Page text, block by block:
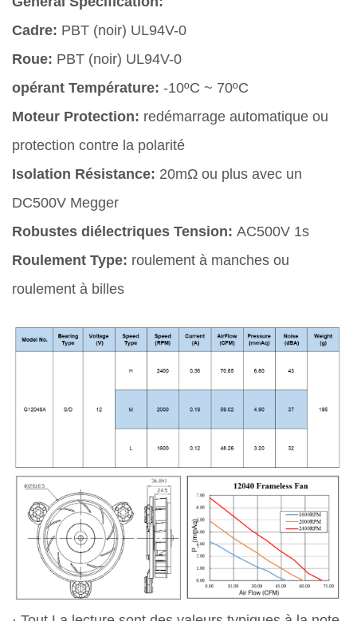
Cadre: PBT (noir) UL94V-0
Roue: PBT (noir) UL94V-0
opérant Température: -10ºC ~ 70ºC
Moteur Protection: redémarrage automatique ou
protection contre la polarité
Isolation Résistance: 20mΩ ou plus avec un
DC500V Megger
Robustes diélectriques Tension: AC500V 1s
Roulement Type: roulement à manches ou
roulement à billes